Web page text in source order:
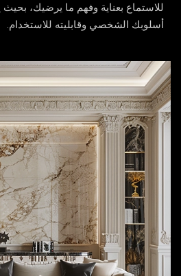
للاستماع بعناية وفهم ما يرضيك،
أسلوبك الشخصي وقابليته للاستخدام.